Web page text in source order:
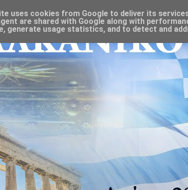
uses cookies from Google to deliver its
are shared with Google along with
generate usage statistics, and to detect and